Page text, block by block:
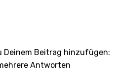
Deinem Beitrag hinzufügen:
Antworten